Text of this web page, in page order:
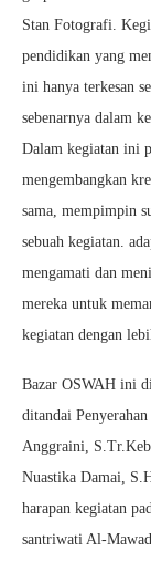
Stan Fotografi.
pendidikan yang
ini hanya terkesan
sebenarnya dalam
Dalam kegiatan ini
mengembangkan
sama, mempimpin
sebuah kegiatan.
mengamati dan
mereka untuk
kegiatan dengan
Bazar OSWAH ini
ditandai
Anggraini,
Nuastika Damai,
harapan kegiatan
santriwati Al-